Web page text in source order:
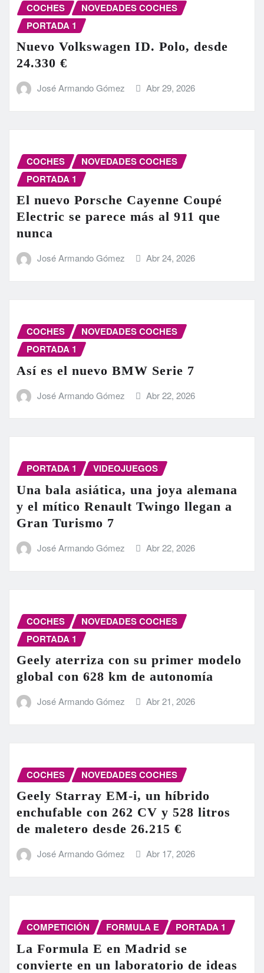
COCHES
NOVEDADES COCHES
PORTADA 1
Nuevo Volkswagen ID. Polo, desde
24.330 €
José Armando Gómez Abr 29, 2026
COCHES
NOVEDADES COCHES
PORTADA 1
El nuevo Porsche Cayenne Coupé
Electric se parece más al 911 que
nunca
José Armando Gómez Abr 24, 2026
COCHES
NOVEDADES COCHES
PORTADA 1
Así es el nuevo BMW Serie 7
José Armando Gómez Abr 22, 2026
PORTADA 1 VIDEOJUEGOS
Una bala asiática, una joya alemana
y el mítico Renault Twingo llegan a
Gran Turismo 7
José Armando Gómez Abr 22, 2026
COCHES
NOVEDADES COCHES
PORTADA 1
Geely aterriza con su primer modelo
global con 628 km de autonomía
José Armando Gómez Abr 21, 2026
COCHES NOVEDADES COCHES
Geely Starray EM-i, un híbrido
enchufable con 262 CV y 528 litros
de maletero desde 26.215 €
José Armando Gómez Abr 17, 2026
COMPETICIÓN FORMULA E PORTADA 1
La Formula E en Madrid se
convierte en un laboratorio de ideas